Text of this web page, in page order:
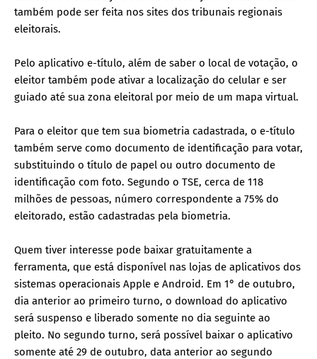
também pode ser feita nos sites dos tribunais regionais
eleitorais.
Pelo aplicativo e-título, além de saber o local de votação, o
eleitor também pode ativar a localização do celular e ser
guiado até sua zona eleitoral por meio de um mapa virtual.
Para o eleitor que tem sua biometria cadastrada, o e-título
também serve como documento de identificação para votar,
substituindo o título de papel ou outro documento de
identificação com foto. Segundo o TSE, cerca de 118
milhões de pessoas, número correspondente a 75% do
eleitorado, estão cadastradas pela biometria.
Quem tiver interesse pode baixar gratuitamente a
ferramenta, que está disponível nas lojas de aplicativos dos
sistemas operacionais Apple e Android. Em 1° de outubro,
dia anterior ao primeiro turno, o download do aplicativo
será suspenso e liberado somente no dia seguinte ao
pleito. No segundo turno, será possível baixar o aplicativo
somente até 29 de outubro, data anterior ao segundo